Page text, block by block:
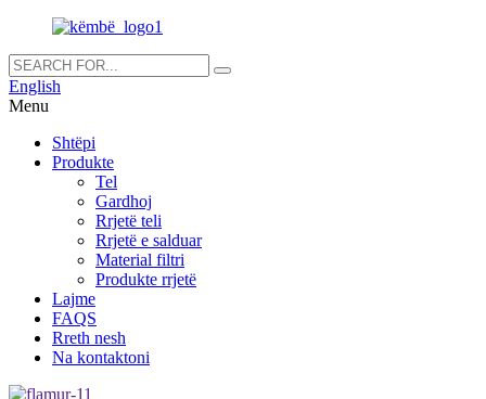
English
Menu
Shtëpi
Produkte
Tel
Gardhoj
Rrjetë teli
Rrjetë e salduar
Material filtri
Produkte rrjetë
Lajme
FAQS
Rreth nesh
Na kontaktoni